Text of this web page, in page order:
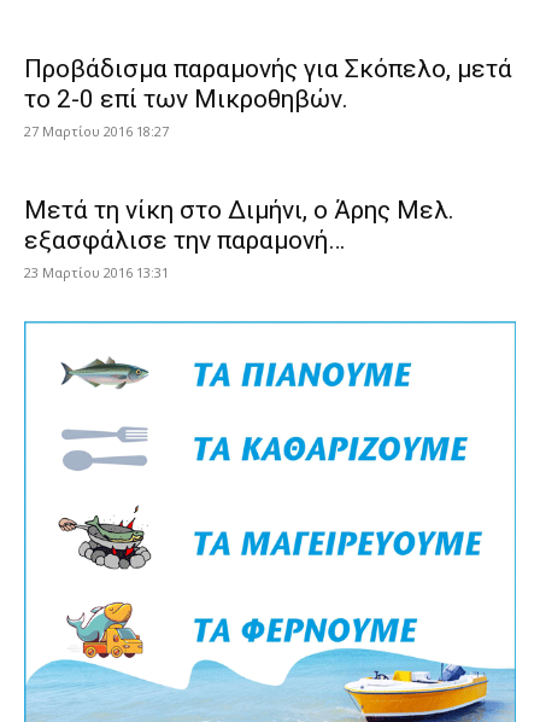
Προβάδισμα παραμονής για Σκόπελο, μετά
το 2-0 επί των Μικροθηβών.
27 Μαρτίου 2016 18:27
Μετά τη νίκη στο Διμήνι, ο Άρης Μελ.
εξασφάλισε την παραμονή…
23 Μαρτίου 2016 13:31